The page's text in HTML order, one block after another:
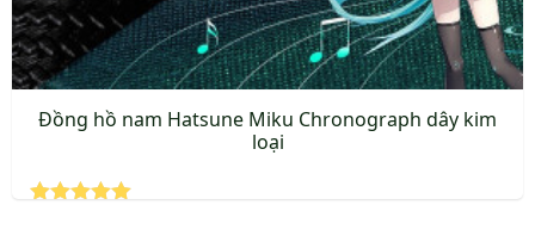
Đồng hồ nam Hatsune Miku Chronograph dây kim
loại